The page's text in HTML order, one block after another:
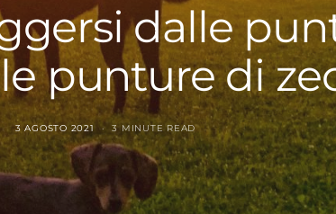
dalle
punture di
3 AGOSTO 2021 3 MINUTE READ